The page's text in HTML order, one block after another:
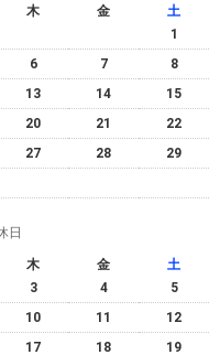
木 金
土
1
6 7
8
13 14
15
20 21
22
27 28
29
日
木 金
土
3 4
5
10 11
12
17 18
19